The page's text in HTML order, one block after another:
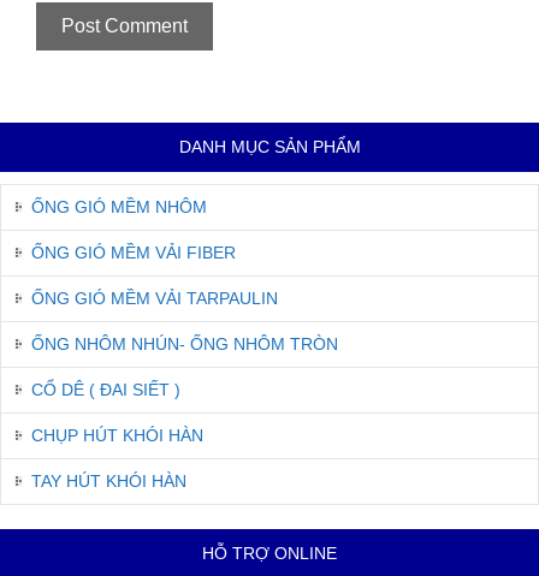
DANH MỤC SẢN PHẨM
ỐNG GIÓ MỀM NHÔM
ỐNG GIÓ MỀM VẢI FIBER
ỐNG GIÓ MỀM VẢI TARPAULIN
ỐNG NHÔM NHÚN- ỐNG NHÔM TRÒN
CỔ DÊ ( ĐAI SIẾT )
CHỤP HÚT KHÓI HÀN
TAY HÚT KHÓI HÀN
HỖ TRỢ ONLINE